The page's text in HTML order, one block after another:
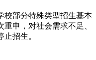
校部分特殊类型招生基本
申，对社会需求不足、
招生。